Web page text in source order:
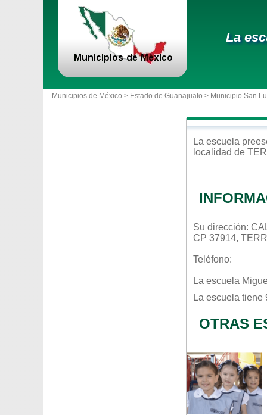
La
Municipios de México > Estado de Guanajuato > Municipio San
La escuela
localidad de
Su dirección:
CP 37914,
Teléfono:
La escuela
La escuela tiene
OTRAS